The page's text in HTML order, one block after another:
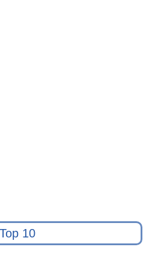
Top 10